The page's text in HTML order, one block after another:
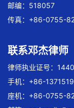
邮编：518057
传真：+86-0755-
联系邓杰律师
律师执业证号：
手机：+86-
座机：+86-0755-